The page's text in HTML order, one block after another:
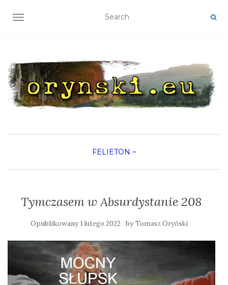
TOGGLE NAVIGATION
FELIETON ~
Tymczasem w Absurdystanie 208
Opublikowany1 lutego 2022 byTomasz Oryński